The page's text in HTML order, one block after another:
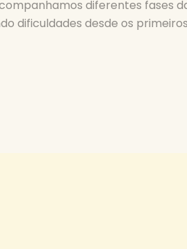
diferentes fases
dificuldades desde os